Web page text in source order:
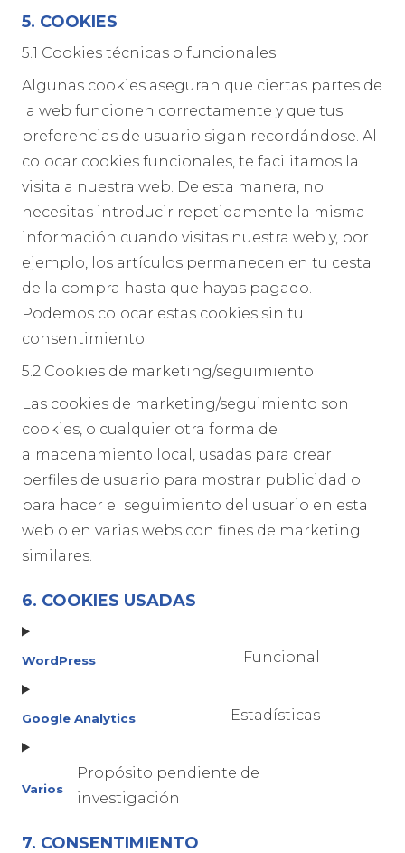
5. COOKIES
5.1 Cookies técnicas o funcionales
Algunas cookies aseguran que ciertas partes de
la web funcionen correctamente y que tus
preferencias de usuario sigan recordándose. Al
colocar cookies funcionales, te facilitamos la
visita a nuestra web. De esta manera, no
necesitas introducir repetidamente la misma
información cuando visitas nuestra web y, por
ejemplo, los artículos permanecen en tu cesta
de la compra hasta que hayas pagado.
Podemos colocar estas cookies sin tu
consentimiento.
5.2 Cookies de marketing/seguimiento
Las cookies de marketing/seguimiento son
cookies, o cualquier otra forma de
almacenamiento local, usadas para crear
perfiles de usuario para mostrar publicidad o
para hacer el seguimiento del usuario en esta
web o en varias webs con fines de marketing
similares.
6. COOKIES USADAS
WordPress
Funcional
Google Analytics
Estadísticas
Varios
Propósito pendiente de
investigación
7. CONSENTIMIENTO